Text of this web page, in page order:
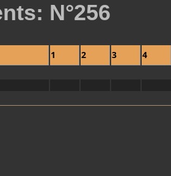
N°256
1 2 3 4